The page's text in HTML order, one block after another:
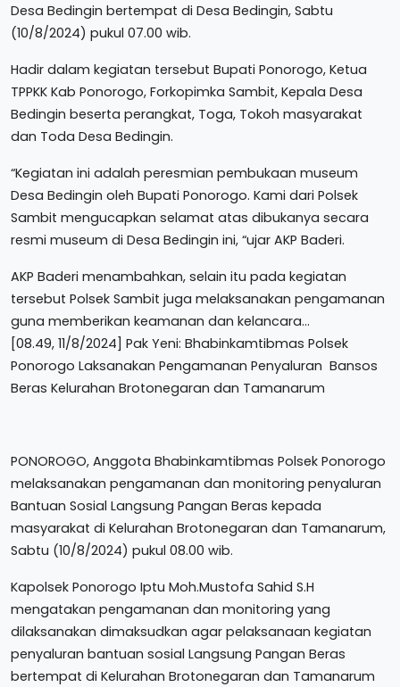
Desa Bedingin bertempat di Desa Bedingin, Sabtu
(10/8/2024) pukul 07.00 wib.
Hadir dalam kegiatan tersebut Bupati Ponorogo, Ketua
TPPKK Kab Ponorogo, Forkopimka Sambit, Kepala Desa
Bedingin beserta perangkat, Toga, Tokoh masyarakat
dan Toda Desa Bedingin.
“Kegiatan ini adalah peresmian pembukaan museum
Desa Bedingin oleh Bupati Ponorogo. Kami dari Polsek
Sambit mengucapkan selamat atas dibukanya secara
resmi museum di Desa Bedingin ini, “ujar AKP Baderi.
AKP Baderi menambahkan, selain itu pada kegiatan
tersebut Polsek Sambit juga melaksanakan pengamanan
guna memberikan keamanan dan kelancara…
[08.49, 11/8/2024] Pak Yeni: Bhabinkamtibmas Polsek
Ponorogo Laksanakan Pengamanan Penyaluran Bansos
Beras Kelurahan Brotonegaran dan Tamanarum
PONOROGO, Anggota Bhabinkamtibmas Polsek Ponorogo
melaksanakan pengamanan dan monitoring penyaluran
Bantuan Sosial Langsung Pangan Beras kepada
masyarakat di Kelurahan Brotonegaran dan Tamanarum,
Sabtu (10/8/2024) pukul 08.00 wib.
Kapolsek Ponorogo Iptu Moh.Mustofa Sahid S.H
mengatakan pengamanan dan monitoring yang
dilaksanakan dimaksudkan agar pelaksanaan kegiatan
penyaluran bantuan sosial Langsung Pangan Beras
bertempat di Kelurahan Brotonegaran dan Tamanarum